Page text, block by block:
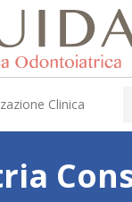
Clinica